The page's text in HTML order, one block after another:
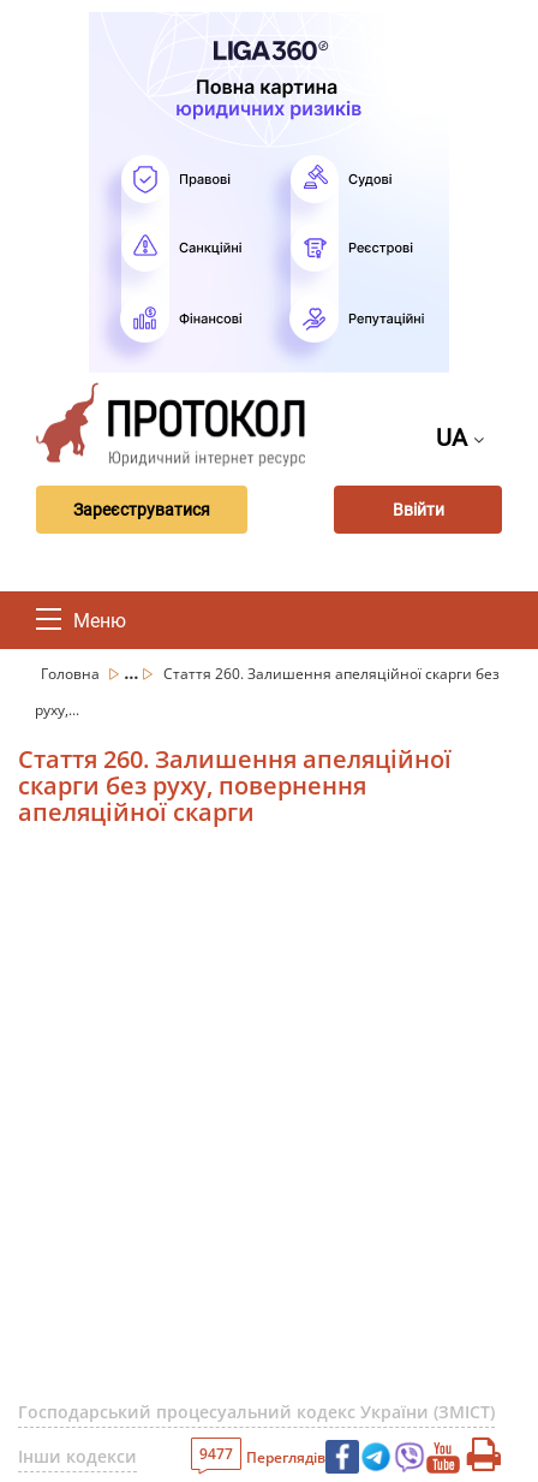
UA
Зареєструватися Ввійти
Меню
Головна ...
Стаття 260. Залишення апеляційної скарги без
руху,...
Стаття 260. Залишення апеляційної
скарги без руху, повернення
апеляційної скарги
Господарський процесуальний кодекс України (ЗМІСТ)
Інши кодекси
9477 Переглядів